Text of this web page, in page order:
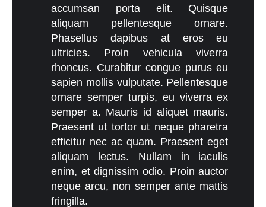
accumsan porta elit. Quisque
aliquam pellentesque ornare.
Phasellus dapibus at eros eu
ultricies. Proin vehicula viverra
rhoncus. Curabitur congue purus eu
sapien mollis vulputate. Pellentesque
ornare semper turpis, eu viverra ex
semper a. Mauris id aliquet mauris.
Praesent ut tortor ut neque pharetra
efficitur nec ac quam. Praesent eget
aliquam lectus. Nullam in iaculis
enim, et dignissim odio. Proin auctor
neque arcu, non semper ante mattis
fringilla.